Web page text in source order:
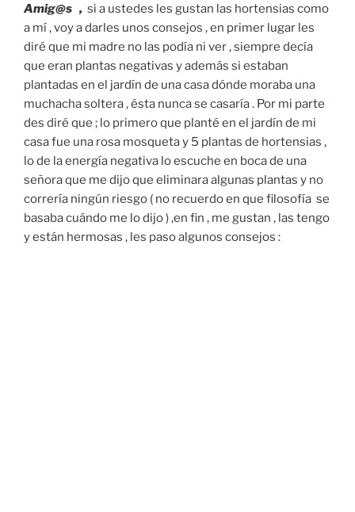
Amig@s , si a ustedes les gustan las hortensias como
a mí , voy a darles unos consejos , en primer lugar les
diré que mi madre no las podía ni ver , siempre decía
que eran plantas negativas y además si estaban
plantadas en el jardín de una casa dónde moraba una
muchacha soltera , ésta nunca se casaría . Por mi parte
des diré que ; lo primero que planté en el jardín de mi
casa fue una rosa mosqueta y 5 plantas de hortensias ,
lo de la energía negativa lo escuche en boca de una
señora que me dijo que eliminara algunas plantas y no
correría ningún riesgo ( no recuerdo en que filosofía se
basaba cuándo me lo dijo ) ,en fin , me gustan , las tengo
y están hermosas , les paso algunos consejos :